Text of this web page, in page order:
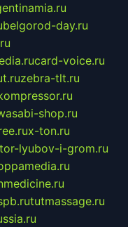
belgorod-day.ru
card-voice.ru
zebra-tlt.ru
shop.ru
x-ton.ru
tor-lyubov-i-grom.ru
tutmassage.ru